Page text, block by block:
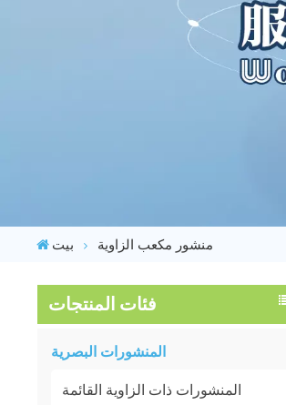
بيت منشور مكعب الزاوية
فئات المنتجات
المنشورات البصرية
المنشورات ذات الزاوية القائمة